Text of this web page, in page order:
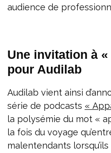
audience de
Une invitation à
pour Audilab
Audilab vient ainsi
série de podcasts «
la polysémie du mot «
la fois du voyage
malentendants